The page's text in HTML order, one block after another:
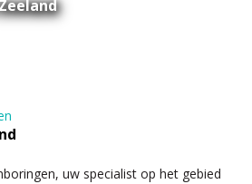
uw specialist op het gebied